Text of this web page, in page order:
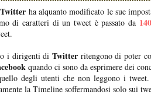
Twitter ha alquanto modificato le sue
di caratteri di un tweet è passato da
i dirigenti di Twitter ritengono di poter
quando ci sono da esprimere dei
degli utenti che non leggono i
la Timeline soffermandosi solo sui